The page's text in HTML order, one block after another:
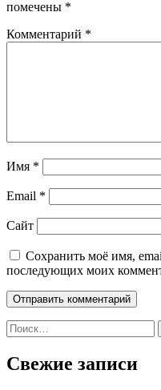
помечены *
Комментарий *
Имя *
Email *
Сайт
Сохранить моё имя,
последующих моих
Найти:
Свежие записи